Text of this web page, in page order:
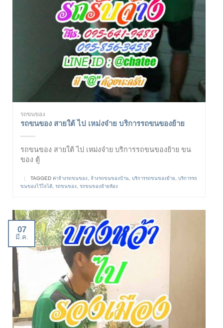
รถขนของ
รถขนของ สายใต้ ไป เหม่งจ๋าย บริการรถขนของย้าย
รถขนของ สายใต้ ไป เหม่งจ๋าย บริการรถขนของย้าย ขน
ของ ตู้
| TAGGED ค่าจ้างรถขนของ, จ้างรถขนของบ้าน, บริการรถขนของย้าย, บริการรถ
ขนของไว้ใจได้, รถขนของ, รถขนของย้ายห้อง
07
มี.ค.